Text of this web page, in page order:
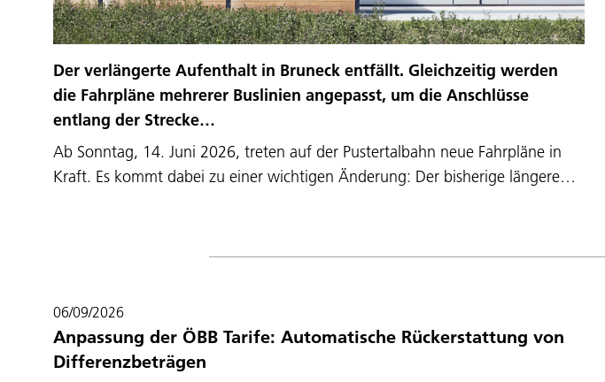
Der verlängerte Aufenthalt in Bruneck entfällt. Gleichzeitig werden
die Fahrpläne mehrerer Buslinien angepasst, um die Anschlüsse
entlang der Strecke…
Ab Sonntag, 14. Juni 2026, treten auf der Pustertalbahn neue Fahrpläne in
Kraft. Es kommt dabei zu einer wichtigen Änderung: Der bisherige längere…
06/09/2026
Anpassung der ÖBB Tarife: Automatische Rückerstattung von
Differenzbeträgen